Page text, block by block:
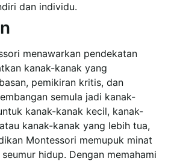
dan individu.
menawarkan pendekatan
kanak-kanak yang
pemikiran kritis, dan
semula jadi kanak-
kanak-kanak kecil, kanak-
kanak-kanak yang lebih tua,
Montessori memupuk minat
hidup. Dengan memahami